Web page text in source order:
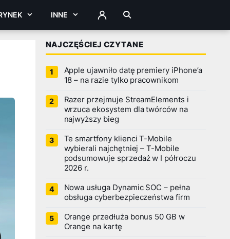
INNE ZALOGUJ
NAJCZĘŚCIEJ CZYTANE
Apple ujawniło datę premiery iPhone’a
18 – na razie tylko pracownikom
Razer przejmuje StreamElements i
wrzuca ekosystem dla twórców na
najwyższy bieg
Te smartfony klienci T-Mobile
wybierali najchętniej – T-Mobile
podsumowuje sprzedaż w I półroczu
2026 r.
Nowa usługa Dynamic SOC – pełna
obsługa cyberbezpieczeństwa firm
Orange przedłuża bonus 50 GB w
Orange na kartę